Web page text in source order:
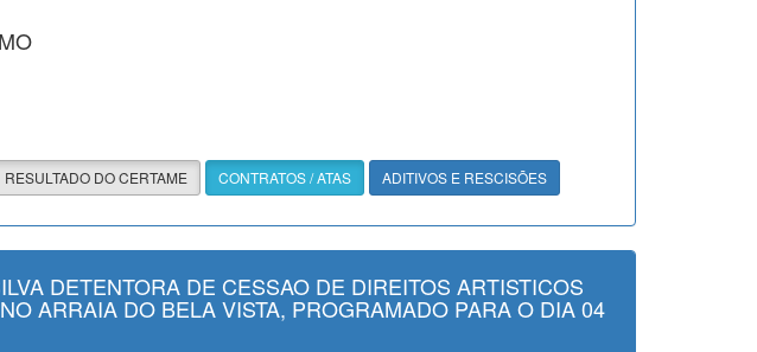
RESULTADO DO CERTAME CONTRATOS / ATAS ADITIVOS E RESCISÕES
DETENTORA DE CESSAO DE DIREITOS ARTISTICOS
ARRAIA DO BELA VISTA, PROGRAMADO PARA O DIA 04